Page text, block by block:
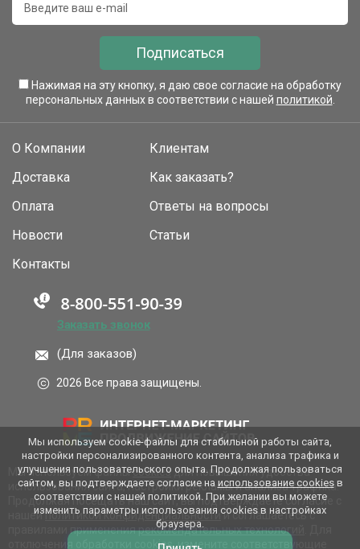
Подписаться
Нажимая на эту кнопку, я даю свое согласие на обработку
персональных данных в соответствии с нашей политикой
О Компании
Доставка
Оплата
Новости
Клиентам
Как заказать?
Ответы на вопросы
Статьи
Контакты
Заказать звонок
(Для заказов)
2026 Все права защищены.
Мы используем файлыcookies для повышения удобства
использования сайта, настройки рекламы и анализа трафика.
Продолжая посещать наш сайт, вы подтверждаете согласие с
нашейполитикой конфиденциальностии соглашаетесь с
правилами применениярекомендательных технологий
отключения обработки cookies, измените соответствующие
Мы используем cookie-файлы для стабильной работы сайта,
настройки персонализированного контента, анализа трафика и
улучшения пользовательского опыта. Продолжая пользоваться
сайтом, вы подтверждаете согласие на использование cookiesв
соответствии с нашей политикой. При желании вы можете
изменить параметры использования cookies в настройках
браузера.